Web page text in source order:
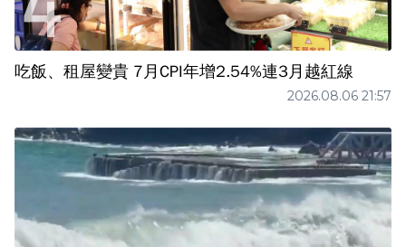
吃飯、租屋變貴 7月CPI年增2.54%連3月越紅線
2026.08.06 21:57